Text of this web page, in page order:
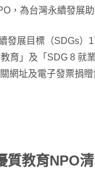
，為台灣永續發展助
發展目標（SDGs）
育」及「SDG 8 就
網址及電子發票捐
質教育NPO